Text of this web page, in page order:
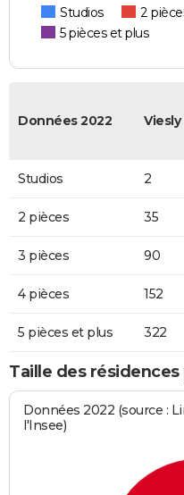
Studios 2
5 pièces et plus
Données 2022 Viesly
Studios 2
2 pièces 35
3 pièces 90
4 pièces 152
5 pièces et plus 322
Taille des
Données 2022 (source :
l'Insee)